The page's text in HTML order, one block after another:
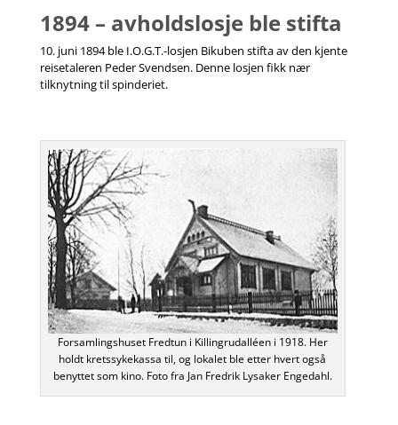
1894 – avholdslosje ble stifta
10. juni 1894 ble I.O.G.T.-losjen Bikuben stifta av den kjente
reisetaleren Peder Svendsen. Denne losjen fikk nær
tilknytning til spinderiet.
Forsamlingshuset Fredtun i Killingrudalléen i 1918. Her
holdt kretssykekassa til, og lokalet ble etter hvert også
benyttet som kino. Foto fra Jan Fredrik Lysaker Engedahl.